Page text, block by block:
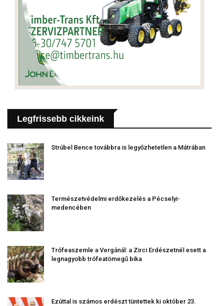
Legfrissebb cikkeink
Strúbel Bence továbbra is legyőzhetetlen a Mátrában
Természetvédelmi erdőkezelés a Pécselyi-
medencében
Trófeaszemle a Vergánál: a Zirci Erdészetnél esett a
legnagyobb trófeatömegű bika
Ezúttal is számos erdészt tüntettek ki október 23.